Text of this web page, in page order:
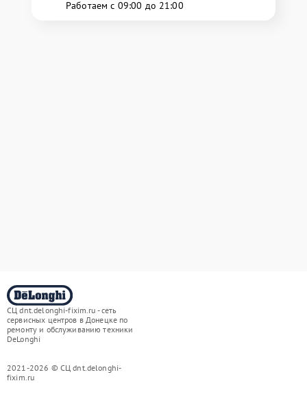
Работаем с 09:00 до 21:00
СЦ dnt.delonghi-fixim.ru - сеть
сервисных центров в Донецке по
ремонту и обслуживанию техники
DeLonghi
2021-2026 © СЦ dnt.delonghi-
fixim.ru